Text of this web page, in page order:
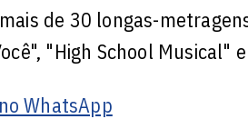
de 30 longas-
"High School Musical"
WhatsApp